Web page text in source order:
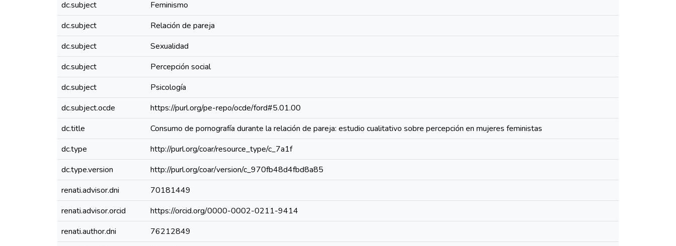
dc.subject
Feminismo
dc.subject
Relación de pareja
dc.subject
Sexualidad
dc.subject
Percepción social
dc.subject
Psicología
dc.subject.ocde
https://purl.org/pe-repo/ocde/ford#5.01.00
dc.title
Consumo de pornografía durante la relación de pareja: estudio cualitativo sobre percepción en mujeres feministas
dc.type
http://purl.org/coar/resource_type/c_7a1f
dc.type.version
http://purl.org/coar/version/c_970fb48d4fbd8a85
renati.advisor.dni
70181449
renati.advisor.orcid
https://orcid.org/0000-0002-0211-9414
renati.author.dni
76212849